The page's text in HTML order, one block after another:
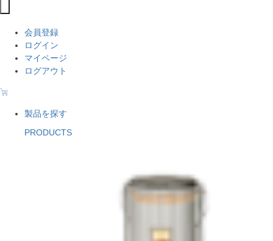
会員登録
ログイン
マイページ
ログアウト
製品を探す
PRODUCTS